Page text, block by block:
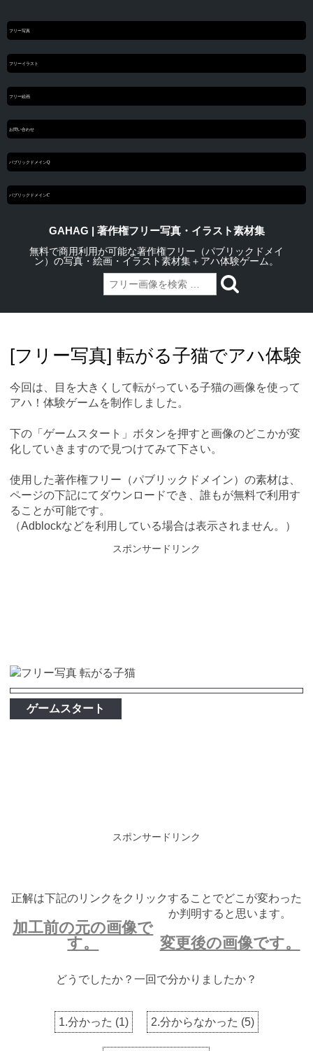
フリー写真
フリーイラスト
フリー絵画
お問い合わせ
パブリックドメインQ
パブリックドメインC
GAHAG | 著作権フリー写真・イラスト素材集
無料で商用利用が可能な著作権フリー（パブリックドメイ
ン）の写真・絵画・イラスト素材集＋アハ体験ゲーム。
content[フリー写真] 転がる子猫でアハ体験
今回は、目を大きくして転がっている子猫の画像を使って
アハ！体験ゲームを制作しました。
下の「ゲームスタート」ボタンを押すと画像のどこかが変
化していきますので見つけてみて下さい。
使用した著作権フリー（パブリックドメイン）の素材は、
ページの下記にてダウンロードでき、誰もが無料で利用す
ることが可能です。
（Adblockなどを利用している場合は表示されません。）
スポンサードリンク
ゲームスタート
スポンサードリンク
正解は下記のリンクをクリックすることでどこが変わった
か判明すると思います。
加工前の元の画像で
す。
変更後の画像です。
どうでしたか？一回で分かりましたか？
1.分かった (1) 2.分からなかった (5)